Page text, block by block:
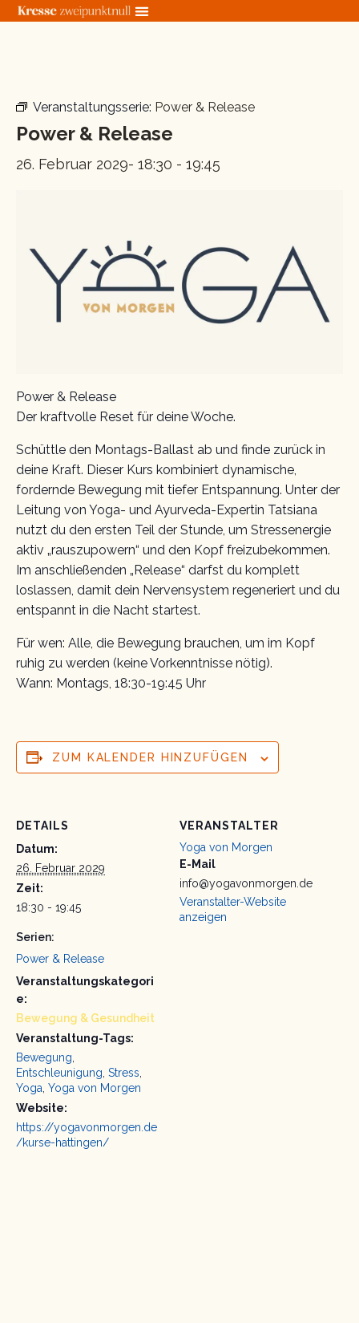
Zum
Veranstaltungsserie: Power & Release
Power & Release
26. Februar 2029- 18:30 - 19:45
Power & Release
Der kraftvolle Reset für deine Woche.
Schüttle den Montags-Ballast ab und finde zurück in
deine Kraft. Dieser Kurs kombiniert dynamische,
fordernde Bewegung mit tiefer Entspannung. Unter der
Leitung von Yoga- und Ayurveda-Expertin Tatsiana
nutzt du den ersten Teil der Stunde, um Stressenergie
aktiv „rauszupowern“ und den Kopf freizubekommen.
Im anschließenden „Release“ darfst du komplett
loslassen, damit dein Nervensystem regeneriert und du
entspannt in die Nacht startest.
Für wen: Alle, die Bewegung brauchen, um im Kopf
ruhig zu werden (keine Vorkenntnisse nötig).
Wann: Montags, 18:30-19:45 Uhr
ZUM KALENDER HINZUFÜGEN
DETAILS
Datum:
26. Februar 2029
Zeit:
18:30 - 19:45
Serien:
Power & Release
Veranstaltungskategori
e:
Bewegung & Gesundheit
Veranstaltung-Tags:
Bewegung,
Entschleunigung, Stress,
Yoga, Yoga von Morgen
Website:
https://yogavonmorgen.de
/kurse-hattingen/
VERANSTALTER
Yoga von Morgen
E-Mail
info@yogavonmorgen.de
Veranstalter-Website
anzeigen